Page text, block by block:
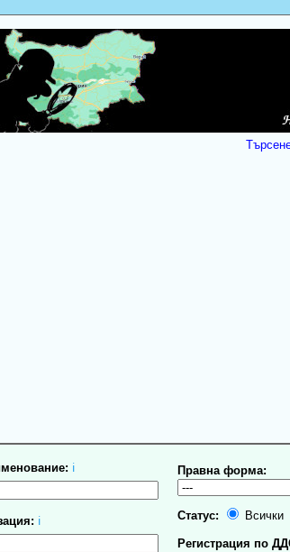
ℹ
ℹ
Правна форма:
Статус: Всички
Регистрация по